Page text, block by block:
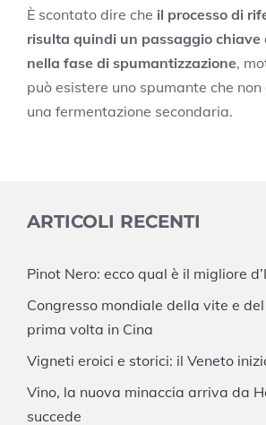
È scontato dire che il processo di
risulta quindi un passaggio chiave
nella fase di spumantizzazione,
può esistere uno spumante che
una fermentazione secondaria.
ARTICOLI RECENTI
Pinot Nero: ecco qual è il migliore
Congresso mondiale della vite e
prima volta in Cina
Vigneti eroici e storici: il Veneto
Vino, la nuova minaccia arriva da
succede